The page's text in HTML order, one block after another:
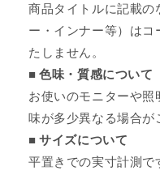
商品タイトルに記載の
ー・インナー等）は
たしません。
■ 色味・質感について
お使いのモニターや
味が多少異なる場合が
■ サイズについて
平置きでの実寸計測で